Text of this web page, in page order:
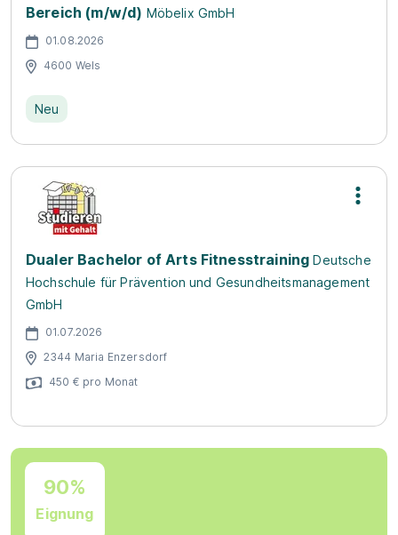
Bereich (m/w/d) Möbelix GmbH
01.08.2026
4600 Wels
Neu
Dualer Bachelor of Arts Fitnesstraining Deutsche
Hochschule für Prävention und Gesundheitsmanagement
GmbH
01.07.2026
2344 Maria Enzersdorf
450 € pro Monat
90%
Eignung